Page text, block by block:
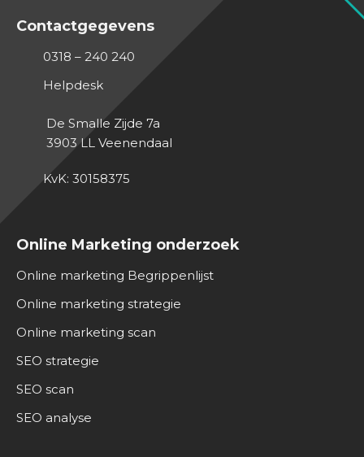
Online Marketing onderzoek
Online marketing Begrippenlijst
Online marketing strategie
Online marketing scan
SEO strategie
SEO scan
SEO analyse
Contactgegevens
0318 – 240 240
Helpdesk
De Smalle Zijde 7a
3903 LL Veenendaal
KvK: 30158375